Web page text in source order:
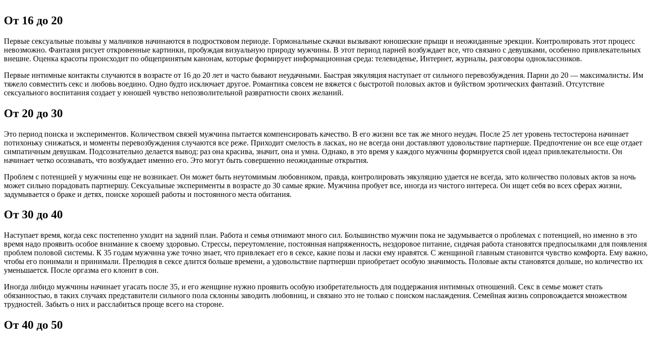
От 16 до 20
Первые сексуальные позывы у мальчиков начинаются в подростковом периоде. Гормональные скачки вызывают юношеские прыщи и неожиданные эрекции. Контролировать этот процесс
невозможно. Фантазия рисует откровенные картинки, пробуждая визуальную природу мужчины. В этот период парней возбуждает все, что связано с девушками, особенно привлекательных
внешне. Оценка красоты происходит по общепринятым канонам, которые формирует информационная среда: телевиденье, Интернет, журналы, разговоры одноклассников.
Первые интимные контакты случаются в возрасте от 16 до 20 лет и часто бывают неудачными. Быстрая эякуляция наступает от сильного перевозбуждения. Парни до 20 — максималисты. Им
тяжело совместить секс и любовь воедино. Одно будто исключает другое. Романтика совсем не вяжется с быстротой половых актов и буйством эротических фантазий. Отсутствие
сексуального воспитания создает у юношей чувство непозволительной развратности своих желаний.
От 20 до 30
Это период поиска и экспериментов. Количеством связей мужчина пытается компенсировать качество. В его жизни все так же много неудач. После 25 лет уровень тестостерона начинает
потихоньку снижаться, и моменты перевозбуждения случаются все реже. Приходит смелость в ласках, но не всегда они доставляют удовольствие партнерше. Предпочтение он все еще отдает
симпатичным девушкам. Подсознательно делается вывод: раз она красива, значит, она и умна. Однако, в это время у каждого мужчины формируется свой идеал привлекательности. Он
начинает четко осознавать, что возбуждает именно его. Это могут быть совершенно неожиданные открытия.
Проблем с потенцией у мужчины еще не возникает. Он может быть неутомимым любовником, правда, контролировать эякуляцию удается не всегда, зато количество половых актов за ночь
может сильно порадовать партнершу. Сексуальные эксперименты в возрасте до 30 самые яркие. Мужчина пробует все, иногда из чистого интереса. Он ищет себя во всех сферах жизни,
задумывается о браке и детях, поиске хорошей работы и постоянного места обитания.
От 30 до 40
Наступает время, когда секс постепенно уходит на задний план. Работа и семья отнимают много сил. Большинство мужчин пока не задумывается о проблемах с потенцией, но именно в это
время надо проявить особое внимание к своему здоровью. Стрессы, переутомление, постоянная напряженность, нездоровое питание, сидячая работа становятся предпосылками для появления
проблем половой системы. К 35 годам мужчина уже точно знает, что привлекает его в сексе, какие позы и ласки ему нравятся. С женщиной главным становится чувство комфорта. Ему важно,
чтобы его понимали и принимали. Прелюдия в сексе длится больше времени, а удовольствие партнерши приобретает особую значимость. Половые акты становятся дольше, но количество их
уменьшается. После оргазма его клонит в сон.
Иногда либидо мужчины начинает угасать после 35, и его женщине нужно проявить особую изобретательность для поддержания интимных отношений. Секс в семье может стать
обязанностью, в таких случаях представители сильного пола склонны заводить любовниц, и связано это не только с поиском наслаждения. Семейная жизнь сопровождается множеством
трудностей. Забыть о них и расслабиться проще всего на стороне.
От 40 до 50